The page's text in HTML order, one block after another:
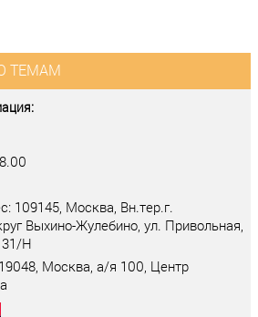
109145, Москва, Вн.тер.г.
Выхино-Жулебино, ул. Привольная,
31/Н
, Москва, а/я 100, Центр
ТЕМАМ